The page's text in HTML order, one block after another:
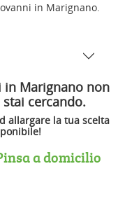
in Marignano.
in Marignano non
cercando.
allargare la tua scelta
a domicilio